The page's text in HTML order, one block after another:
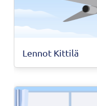
Lennot Kittilä